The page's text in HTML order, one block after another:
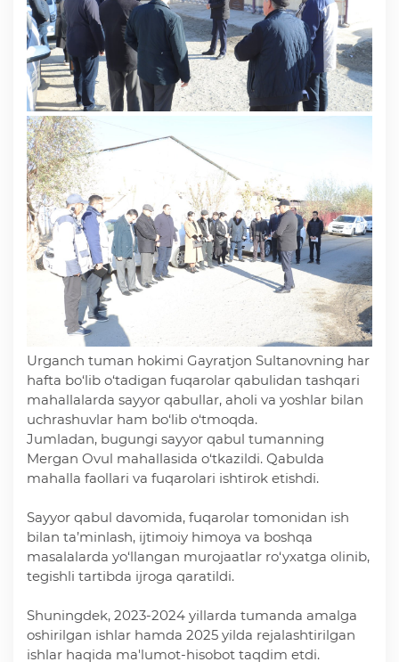
«Ochiq ma'lumotlar» PF-6247 bo'yicha
Ochiq budjet ma'lumotlar
Davlat xizmatlar yangona reestri
Urganch tuman hokimi Gayratjon Sultanovning har
hafta bo‘lib o‘tadigan fuqarolar qabulidan tashqari
mahallalarda sayyor qabullar, aholi va yoshlar bilan
uchrashuvlar ham bo‘lib o‘tmoqda.
Jumladan, bugungi sayyor qabul tumanning
Mergan Ovul mahallasida o‘tkazildi. Qabulda
mahalla faollari va fuqarolari ishtirok etishdi.
Sayyor qabul davomida, fuqarolar tomonidan ish
bilan ta’minlash, ijtimoiy himoya va boshqa
masalalarda yo‘llangan murojaatlar ro‘yxatga olinib,
tegishli tartibda ijroga qaratildi.
Shuningdek, 2023-2024 yillarda tumanda amalga
oshirilgan ishlar hamda 2025 yilda rejalashtirilgan
ishlar haqida ma'lumot-hisobot taqdim etdi.